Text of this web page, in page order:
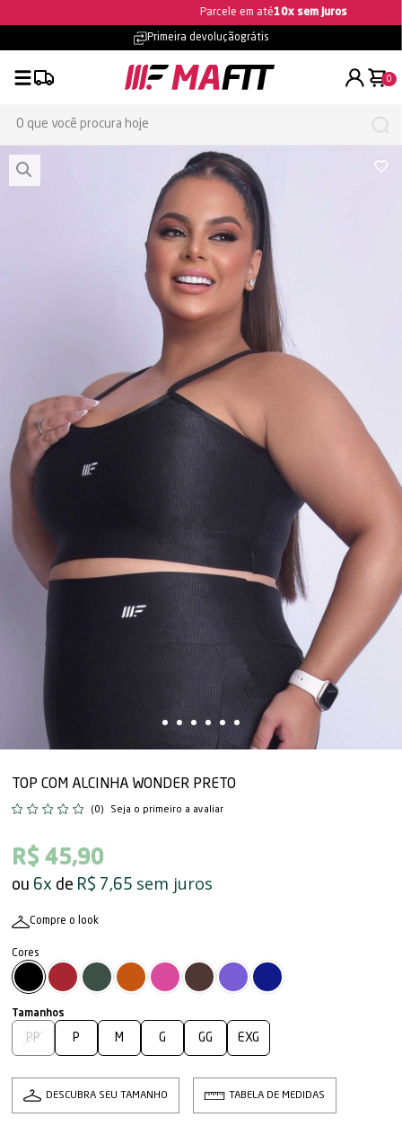
Ganhe 5% OFF na primeira compra
Primeira devoluçãográtis
0
TOP COM ALCINHA WONDER PRETO
(0) Seja o primeiro a avaliar
R$ 45,90
6x R$ 7,65 sem juros
Compre o look
PP P M G GG EXG
DESCUBRA SEU TAMANHO TABELA DE MEDIDAS